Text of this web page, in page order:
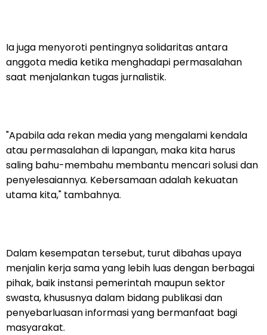
Ia juga menyoroti pentingnya solidaritas antara
anggota media ketika menghadapi permasalahan
saat menjalankan tugas jurnalistik.
"Apabila ada rekan media yang mengalami kendala
atau permasalahan di lapangan, maka kita harus
saling bahu-membahu membantu mencari solusi dan
penyelesaiannya. Kebersamaan adalah kekuatan
utama kita," tambahnya.
Dalam kesempatan tersebut, turut dibahas upaya
menjalin kerja sama yang lebih luas dengan berbagai
pihak, baik instansi pemerintah maupun sektor
swasta, khususnya dalam bidang publikasi dan
penyebarluasan informasi yang bermanfaat bagi
masyarakat.